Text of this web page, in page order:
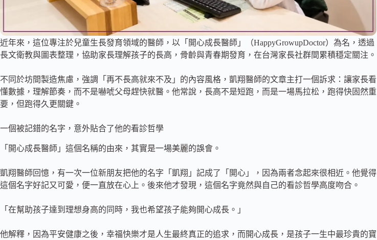
近年來，這位專注於兒童生長發育領域的醫師，以「開心成長醫師」（HappyGrowupDoctor）為名，透過
長文衛教與圖表整理，協助家長理解孩子的長高，骨齡與青春期發育，在台灣家長社群間累積穩定關注。
不同於坊間製造焦慮，強調「再不長高就來不及」的內容風格，凱翔醫師的文章主打一個訴求：讓家長看
懂數據，理解節奏，而不是嚇唬父母趕快就醫。他常說，長高不是短跑，而是一場馬拉松，跑得快固然重
要，但跑得久更關鍵。
一個被記錯的名字，意外貼合了他的看診哲學
「開心成長醫師」這個名稱的由來，其實是一場美麗的誤會。
凱翔醫師回憶，有一次一位新朋友把他的名字「凱翔」記成了「開心」，因為兩者念起來很相近。他覺得
這個名字好記又可愛，便一直放在心上。後來他才發現，這個名字竟然與自己的看診哲學高度吻合。
「在幫助孩子達到理想身高的同時，我也希望孩子能夠開心成長。」
他解釋，因為平安健康之後，幸福快樂才是人生最終真正的追求，而開心成長，是孩子一生中最珍貴的寶